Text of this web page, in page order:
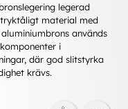
legerad
material med
används
i
där god slitstyrka
krävs.